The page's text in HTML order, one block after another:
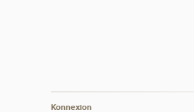
Konnexion